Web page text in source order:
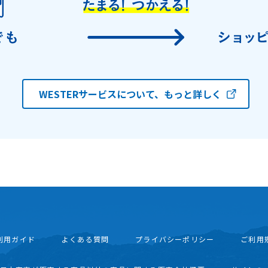
WESTERサービスについて、もっと詳しく
用ガイド よくある質問 プライバシーポリシー ご利用